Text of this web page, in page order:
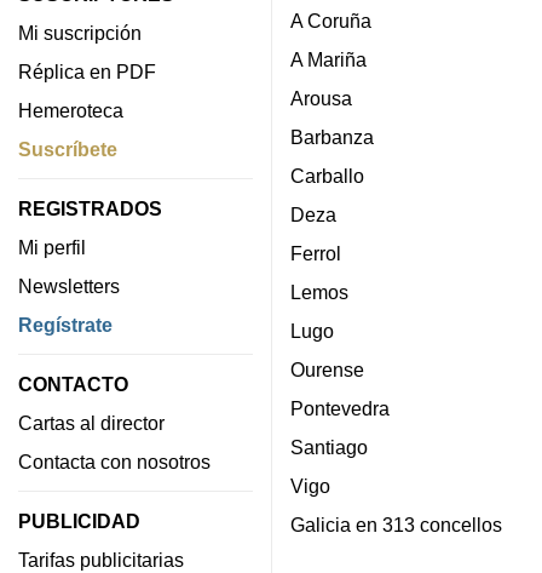
Mi suscripción
Réplica en PDF
Hemeroteca
Suscríbete
REGISTRADOS
Mi perfil
Newsletters
Regístrate
CONTACTO
Cartas al director
Contacta con nosotros
PUBLICIDAD
Tarifas publicitarias
A Coruña
A Mariña
Arousa
Barbanza
Carballo
Deza
Ferrol
Lemos
Lugo
Ourense
Pontevedra
Santiago
Vigo
Galicia en 313 concellos